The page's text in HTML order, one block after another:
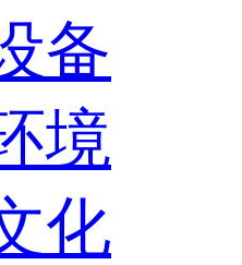
备
境
化